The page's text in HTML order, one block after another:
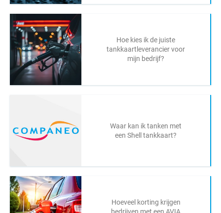
Hoe kies ik de juiste
tankkaartleverancier voor
mijn bedrijf?
Waar kan ik tanken met
een Shell tankkaart?
Hoeveel korting krijgen